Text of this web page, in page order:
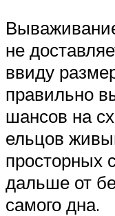
не
ввиду
правильно
шансов на
ельцов
просторных
дальше от
самого дна.